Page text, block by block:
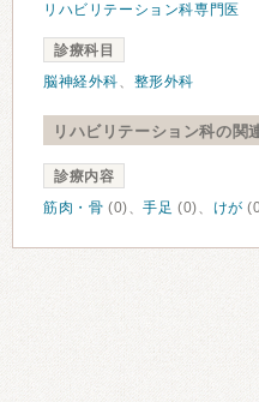
リハビリテーション科専門医
診療科目
脳神経外科、 整形外科
リハビリテーション科の関
診療内容
筋肉・骨 (0)、手足 (0)、 けが